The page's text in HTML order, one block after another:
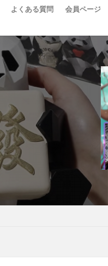
よくある質問
会員ページ